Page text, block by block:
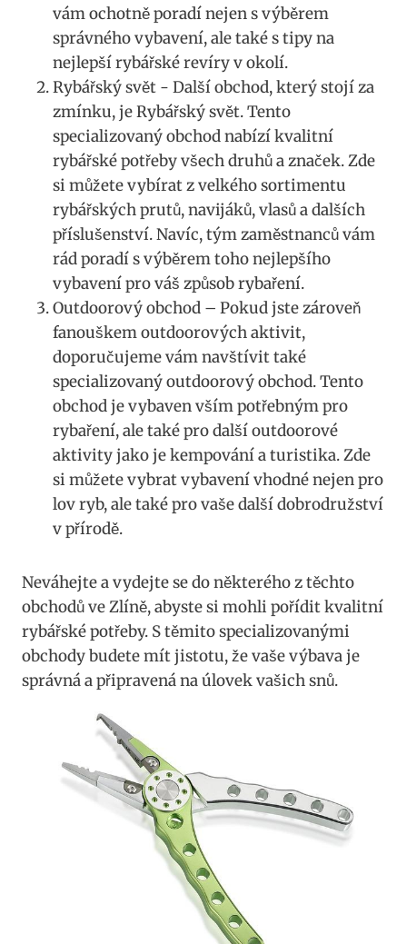
vám ochotně poradí nejen s ‌výběrem
správného ‍vybavení, ale také s tipy na
nejlepší rybářské revíry v okolí.
Rybářský svět ‍- ⁤Další obchod, který stojí za
zmínku, je Rybářský svět.​ Tento
specializovaný obchod nabízí kvalitní
rybářské potřeby ‌všech druhů⁤ a značek.⁢ Zde
si můžete vybírat z velkého sortimentu
rybářských prutů, navijáků, vlasů a dalších
příslušenství. ⁢Navíc, tým zaměstnanců vám
rád ⁢poradí s výběrem toho nejlepšího
vybavení ⁤pro váš způsob⁤ rybaření.
Outdoorový obchod⁢ – Pokud jste zároveň
‍fanouškem outdoorových‌ aktivit,
‌doporučujeme vám ‍navštívit také
specializovaný outdoorový obchod. Tento
⁣obchod ​je vybaven ‍vším potřebným pro
rybaření, ale také pro další outdoorové
‍aktivity jako je kempování a‌ turistika. Zde⁢
si​ můžete ‍vybrat‍ vybavení⁤ vhodné nejen pro
lov ⁣ryb,‌ ale také pro vaše další dobrodružství
v⁤ přírodě.
Neváhejte a vydejte ‍se do některého z těchto
obchodů ve Zlíně, abyste si mohli‍ pořídit kvalitní
rybářské potřeby. S těmito specializovanými ​
obchody ​budete⁣ mít ⁢jistotu, že vaše výbava je
správná a připravená na úlovek vašich⁤ snů.